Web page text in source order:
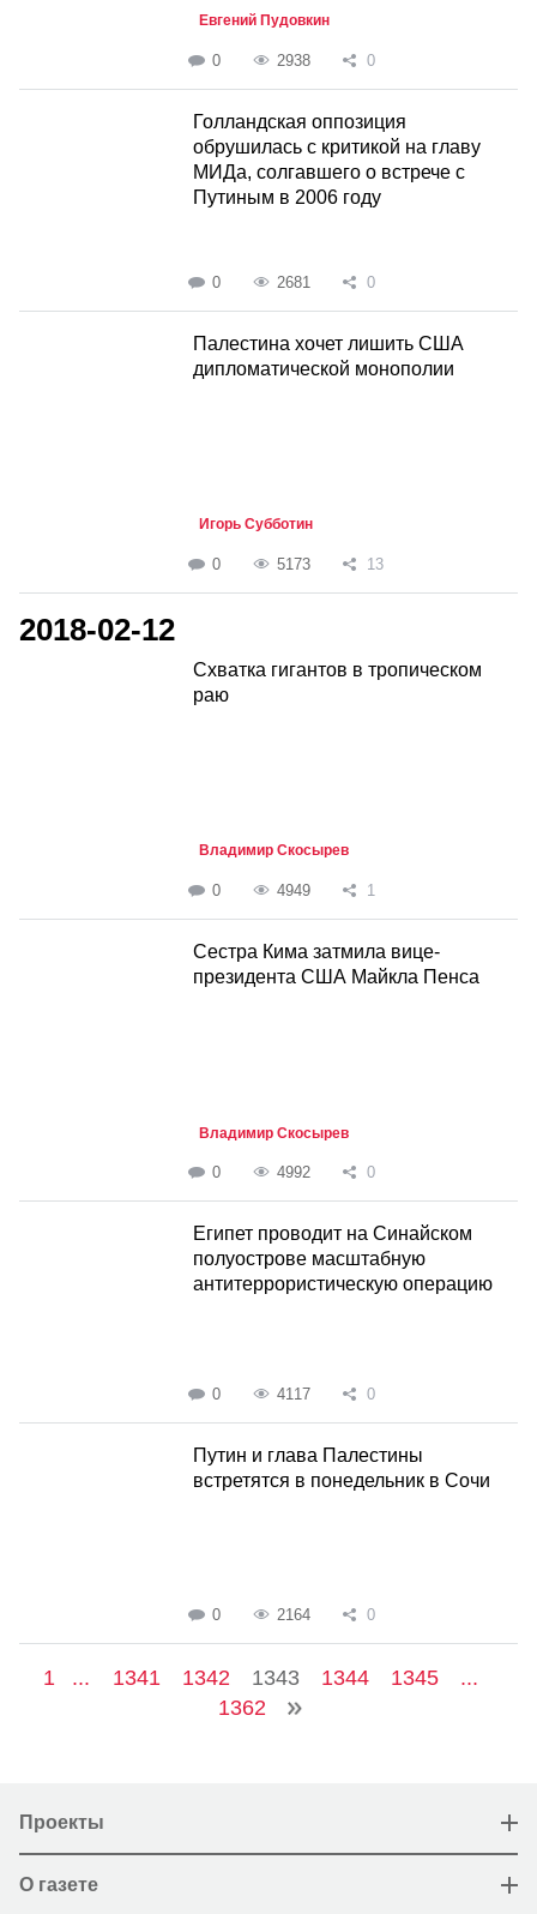
Евгений Пудовкин
0 2938 0
Голландская оппозиция
обрушилась с критикой на главу
МИДа, солгавшего о встрече с
Путиным в 2006 году
0 2681 0
Палестина хочет лишить США
дипломатической монополии
Игорь Субботин
0 5173 13
2018-02-12
Схватка гигантов в тропическом
раю
Владимир Скосырев
0 4949 1
Сестра Кима затмила вице-
президента США Майкла Пенса
Владимир Скосырев
0 4992 0
Египет проводит на Синайском
полуострове масштабную
антитеррористическую операцию
0 4117 0
Путин и глава Палестины
встретятся в понедельник в Сочи
0 2164 0
1 ... 1341 1342 1343 1344 1345
...
1362
Проекты
О газете